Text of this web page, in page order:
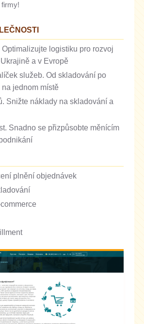
logistiku pro rozvoj
a v Evropě
služeb. Od skladování po
jednom místě
Snižte náklady na skladování a
Snadno se přizpůsobte měnícím
plnění objednávek